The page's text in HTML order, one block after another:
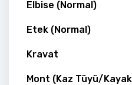
Elbise (Normal)
Etek (Normal)
Kravat
Mont (Kaz Tüyü/